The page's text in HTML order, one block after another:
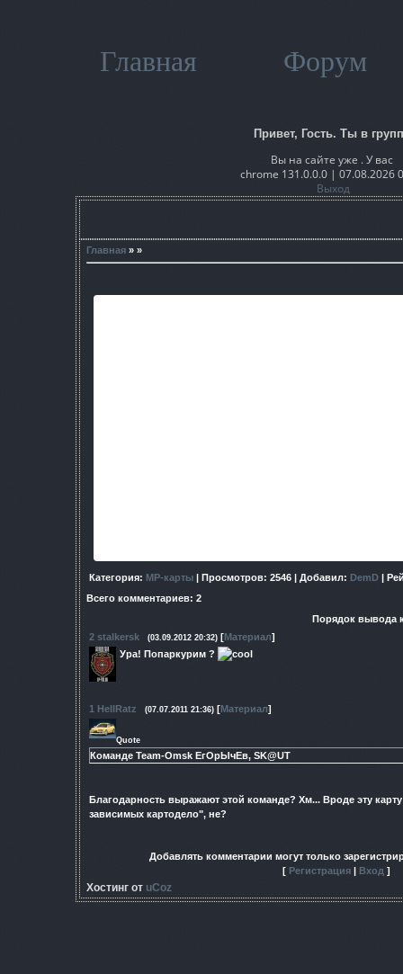
Главная Форум
Привет, Гость. Ты в
Вы на сайте уже . У вас
chrome 131.0.0.0 | 07.08.2026
Выход
Главная » »
Категория: МР-карты | Просмотров: 2546 | Добавил: DemD |
Всего комментариев: 2
Порядок вывода
2 stalkersk (03.09.2012 20:32) [Материал]
Ура! Попаркурим ?
1 HellRatz (07.07.2011 21:36) [Материал]
Quote
Команде Team-Omsk ЕгОрЫчЕв, SK@UT
Благодарность выражают этой команде? Хм... Вроде эту
зависимых картодело", не?
Добавлять комментарии могут только
[ Регистрация | Вход ]
Хостинг от uCoz